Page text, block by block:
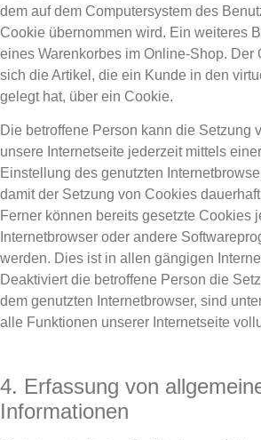
dem auf dem Computersystem des
Cookie übernommen wird. Ein weiteres
eines Warenkorbes im Online-Shop. Der
sich die Artikel, die ein Kunde in den
gelegt hat, über ein Cookie.
Die betroffene Person kann die Setzung
unsere Internetseite jederzeit mittels
Einstellung des genutzten
damit der Setzung von Cookies
Ferner können bereits gesetzte Cookies
Internetbrowser oder andere
werden. Dies ist in allen gängigen
Deaktiviert die betroffene Person die
dem genutzten Internetbrowser, sind
alle Funktionen unserer Internetseite
4. Erfassung von
Informationen